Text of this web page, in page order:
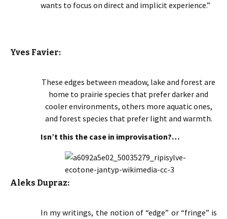
wants to focus on direct and implicit experience.”
Yves Favier:
These edges between meadow, lake and forest are
home to prairie species that prefer darker and
cooler environments, others more aquatic ones,
and forest species that prefer light and warmth.
Isn’t this the case in improvisation?…
Aleks Dupraz:
In my writings, the notion of “edge” or “fringe” is